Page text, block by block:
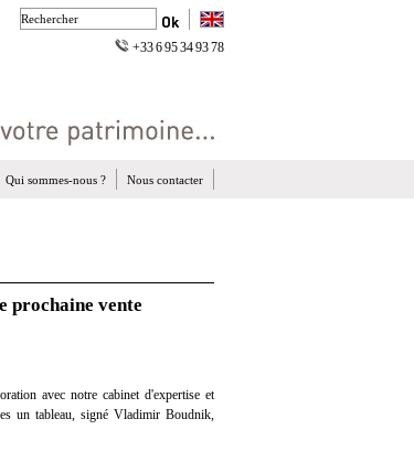
+33 6 95 34 93 78
Nous contacter
Qui sommes-nous ?
prochaine vente
avec notre cabinet d'expertise et
un tableau, signé Vladimir Boudnik,